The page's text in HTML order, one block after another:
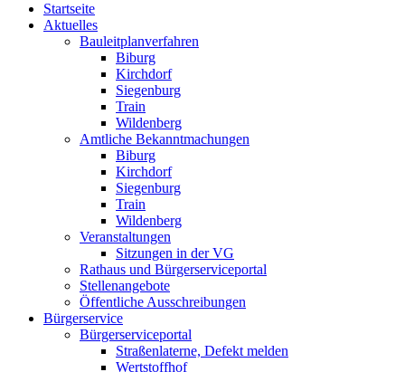
Startseite
Aktuelles
Bauleitplanverfahren
Biburg
Kirchdorf
Siegenburg
Train
Wildenberg
Amtliche Bekanntmachungen
Biburg
Kirchdorf
Siegenburg
Train
Wildenberg
Veranstaltungen
Sitzungen in der VG
Rathaus und Bürgerserviceportal
Stellenangebote
Öffentliche Ausschreibungen
Bürgerservice
Bürgerserviceportal
Straßenlaterne, Defekt melden
Wertstoffhof